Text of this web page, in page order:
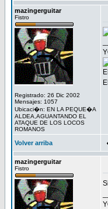
mazingerguitar
Fistro
Registrado: 26 Dic 2002
Mensajes: 1057
Ubicaci�n: EN LA PEQUE�A
ALDEA,AGUANTANDO EL
ATAQUE DE LOS LOCOS
ROMANOS
Volver arriba
mazingerguitar
Fistro